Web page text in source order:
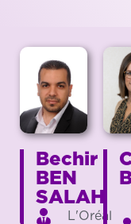
Bechir
BEN
SALAH
L'Oréal